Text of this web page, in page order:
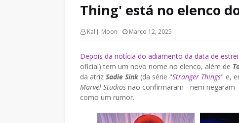
Thing' está no elenco
Kal J. Moon Março 12, 2025
Depois da notícia do adiamento da data de
oficial) tem um novo nome no elenco, além de
da atriz Sadie Sink(da série "Stranger Things" e,
Marvel Studios não confirmaram - nem
como um rumor.